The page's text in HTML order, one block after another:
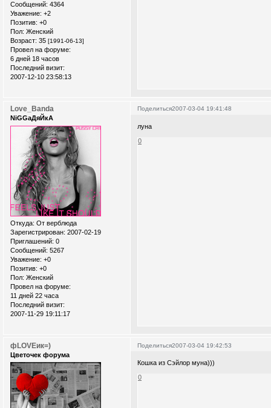
Сообщений: 4364
Уважение: +2
Позитив: +0
Пол: Женский
Возраст: 35 [1991-06-13]
Провел на форуме:
6 дней 18 часов
Последний визит:
2007-12-10 23:58:13
Поделиться2007-03-04 19:41:48
Love_Banda
NiGGaДяЙкА
Откуда: От верблюда
Зарегистрирован: 2007-02-19
Приглашений: 0
Сообщений: 5267
Уважение: +0
Позитив: +0
Пол: Женский
Провел на форуме:
11 дней 22 часа
Последний визит:
2007-11-29 19:11:17
луна
0
Поделиться2007-03-04 19:42:53
фLOVEик=)
Цветочек форума
Кошка из Сэйлор муна)))
0